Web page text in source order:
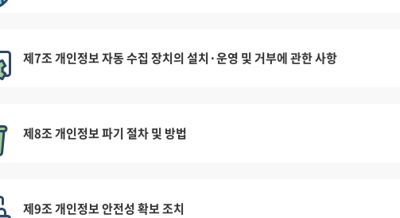
제7조 개인정보 자동 수집 장치의 설치·운영 및 거부에 관한 사항
제8조 개인정보 파기 절차 및 방법
제9조 개인정보 안전성 확보 조치